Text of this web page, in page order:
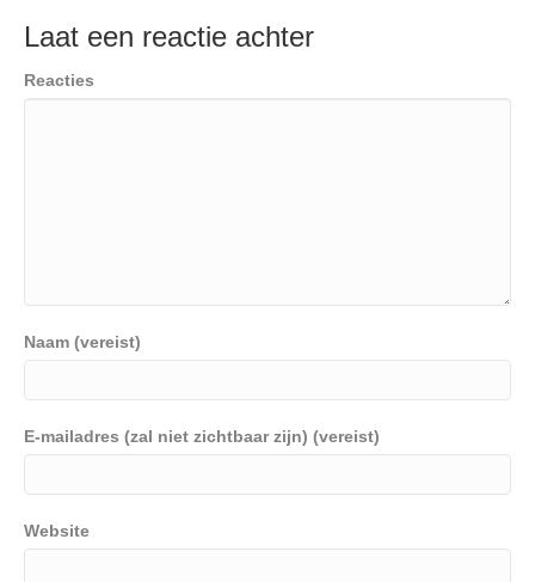
Laat een reactie achter
Reacties
Naam (vereist)
E-mailadres (zal niet zichtbaar zijn) (vereist)
Website